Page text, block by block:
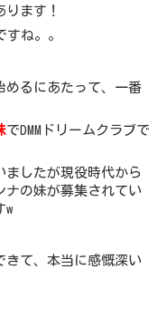
ります！
ね。。
めるにあたって、一番
でDMMドリームクラブで
ましたが現役時代から
ナの妹が募集されてい
w
きて、本当に感慨深い